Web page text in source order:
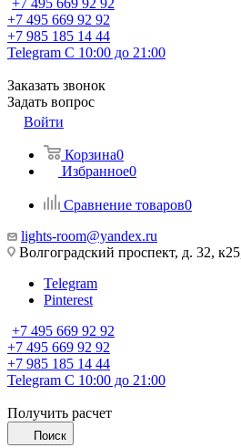
+7 495 669 92 92
+7 495 669 92 92
+7 985 185 14 44
Telegram С 10:00 до 21:00
Заказать звонок
Задать вопрос
Войти
Корзина0
Избранное0
Сравнение товаров0
lights-room@yandex.ru
Волгоградский проспект, д. 32,
Telegram
Pinterest
+7 495 669 92 92
+7 495 669 92 92
+7 985 185 14 44
Telegram С 10:00 до 21:00
Получить расчет
Поиск